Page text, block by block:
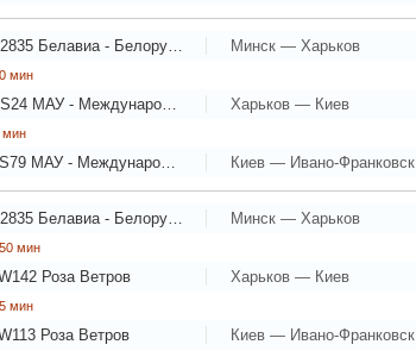
Белавиа - Белорусские авиалинии Минск — Харьков
мин
МАУ - Международные Авиалинии Украины Харьков — Киев
мин
МАУ - Международные Авиалинии Украины Киев — Ивано-Франковск
Белавиа - Белорусские авиалинии Минск — Харьков
мин
Роза Ветров Харьков — Киев
мин
Роза Ветров Киев — Ивано-Франковск